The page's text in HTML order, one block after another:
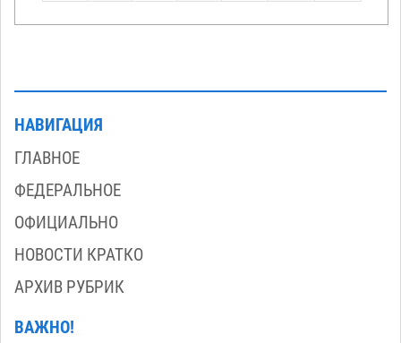
НАВИГАЦИЯ
ГЛАВНОЕ
ФЕДЕРАЛЬНОЕ
ОФИЦИАЛЬНО
НОВОСТИ КРАТКО
АРХИВ РУБРИК
ВАЖНО!